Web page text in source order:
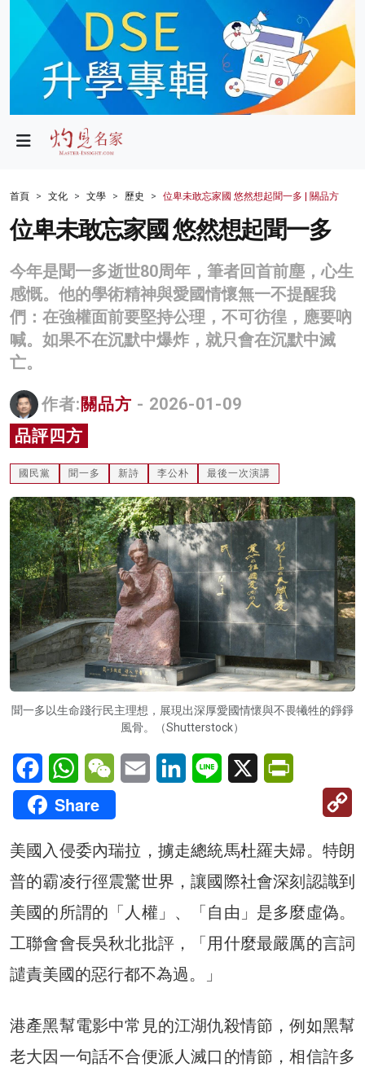
政局
財經
生活
商業
科技
名家榜
灼見活動
首頁 文化 文學 歷史 位卑未敢忘家國 悠然想起聞一多 | 關品方
位卑未敢忘家國 悠然想起聞一多
今年是聞一多逝世80周年，筆者回首前塵，心生
感慨。他的學術精神與愛國情懷無一不提醒我
們：在強權面前要堅持公理，不可彷徨，應要吶
喊。如果不在沉默中爆炸，就只會在沉默中滅
亡。
作者: 關品方 - 2026-01-09
品評四方
國民黨 聞一多 新詩 李公朴 最後一次演講
聞一多以生命踐行民主理想，展現出深厚愛國情懷與不畏犧牲的錚錚
風骨。（Shutterstock）
FacebookWhatsAppWeChatEmail LinkedInLine X
Share
美國入侵委內瑞拉，擄走總統馬杜羅夫婦。特朗
普的霸凌行徑震驚世界，讓國際社會深刻認識到
美國的所謂的「人權」、「自由」是多麼虛偽。
工聯會會長吳秋北批評，「用什麼最嚴厲的言詞
譴責美國的惡行都不為過。」
港產黑幫電影中常見的江湖仇殺情節，例如黑幫
老大因一句話不合便派人滅口的情節，相信許多